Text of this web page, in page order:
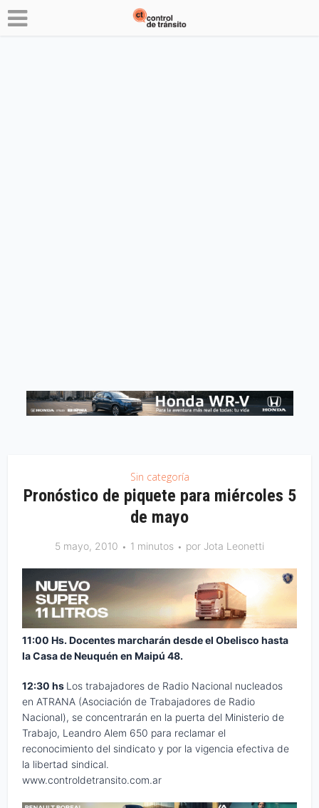
Sin categoría
Pronóstico de piquete para miércoles 5
de mayo
5 mayo, 2010 1 minutos por Jota Leonetti
11:00 Hs.Docentes marcharán desde el Obelisco hasta
la Casa de Neuquén en Maipú 48.
12:30 hs Los trabajadores de Radio Nacional nucleados
en ATRANA (Asociación de Trabajadores de Radio
Nacional), se concentrarán en la puerta del Ministerio de
Trabajo, Leandro Alem 650 para reclamar el
reconocimiento del sindicato y por la vigencia efectiva de
la libertad sindical.
www.controldetransito.com.ar